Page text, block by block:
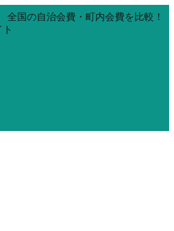
全国の自治会費・町内会費を比較！